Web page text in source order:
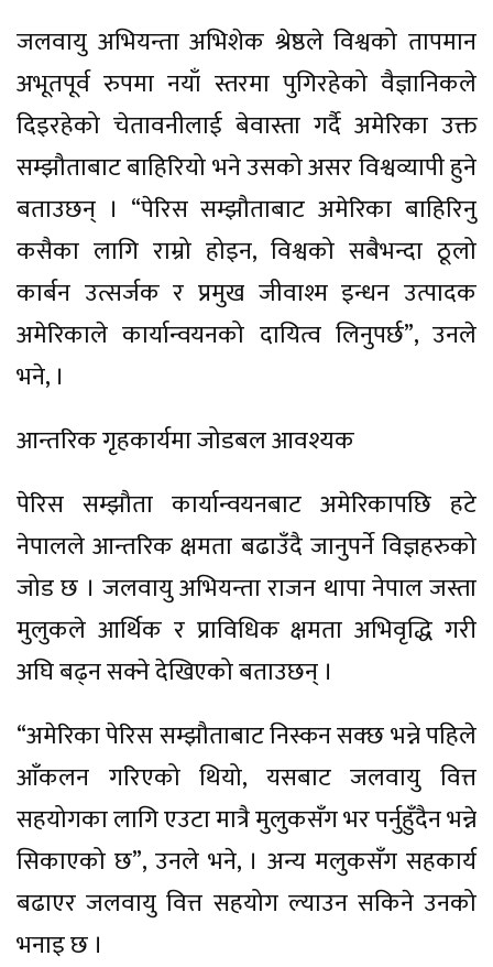
जलवायु अभियन्ता अभिशेक श्रेष्ठले विश्वको तापमान
अभूतपूर्व रुपमा नयाँ स्तरमा पुगिरहेको वैज्ञानिकले
दिइरहेको चेतावनीलाई बेवास्ता गर्दै अमेरिका उक्त
सम्झौताबाट बाहिरियो भने उसको असर विश्वव्यापी हुने
बताउछन् । “पेरिस सम्झौताबाट अमेरिका बाहिरिनु
कसैका लागि राम्रो होइन, विश्वको सबैभन्दा ठूलो
कार्बन उत्सर्जक र प्रमुख जीवाश्म इन्धन उत्पादक
अमेरिकाले कार्यान्वयनको दायित्व लिनुपर्छ”, उनले
भने, ।
आन्तरिक गृहकार्यमा जोडबल आवश्यक
पेरिस सम्झौता कार्यान्वयनबाट अमेरिकापछि हटे
नेपालले आन्तरिक क्षमता बढाउँदै जानुपर्ने विज्ञहरुको
जोड छ । जलवायु अभियन्ता राजन थापा नेपाल जस्ता
मुलुकले आर्थिक र प्राविधिक क्षमता अभिवृद्धि गरी
अघि बढ्न सक्ने देखिएको बताउछन् ।
“अमेरिका पेरिस सम्झौताबाट निस्कन सक्छ भन्ने पहिले
आँकलन गरिएको थियो, यसबाट जलवायु वित्त
सहयोगका लागि एउटा मात्रै मुलुकसँग भर पर्नुहुँदैन भन्ने
सिकाएको छ”, उनले भने, । अन्य मलुकसँग सहकार्य
बढाएर जलवायु वित्त सहयोग ल्याउन सकिने उनको
भनाइ छ ।